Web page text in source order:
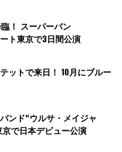
！ スーパーバン
ート東京で3日間公演
ットで来日！ 10月にブルー
ンド“ウルサ・メイジャ
で日本デビュー公演